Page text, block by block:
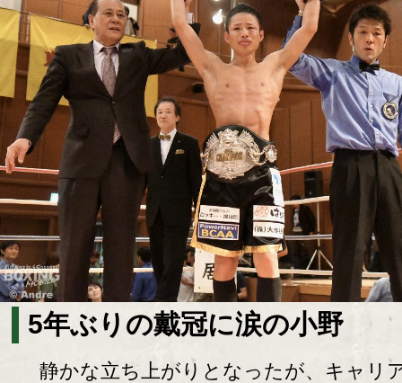
5年ぶりの戴冠に涙の小野
静かな立ち上がりとなったが、キャリ